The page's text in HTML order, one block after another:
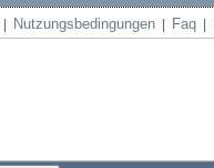
Nutzungsbedingungen Faq